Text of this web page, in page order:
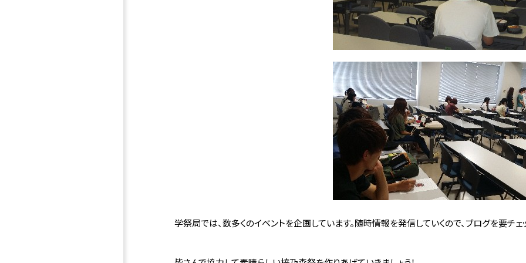
学祭局では、数多くのイベントを企画しています。随時情報を発信していくので、ブログを要チェッ